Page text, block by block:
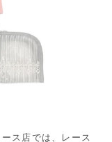
ス店では、レース